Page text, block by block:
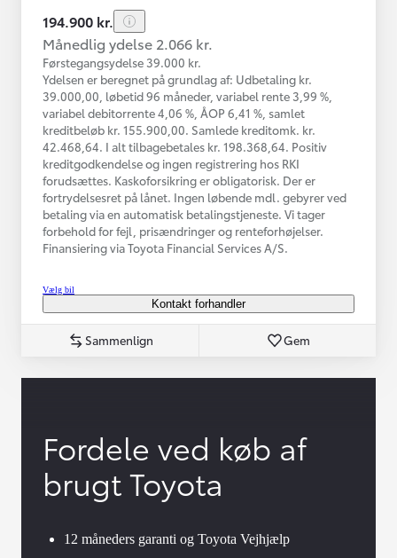
194.900 kr.
Månedlig ydelse 2.066 kr.
Førstegangsydelse 39.000 kr.
Ydelsen er beregnet på grundlag af: Udbetaling kr.
39.000,00, løbetid 96 måneder, variabel rente 3,99 %,
variabel debitorrente 4,06 %, ÅOP 6,41 %, samlet
kreditbeløb kr. 155.900,00. Samlede kreditomk. kr.
42.468,64. I alt tilbagebetales kr. 198.368,64. Positiv
kreditgodkendelse og ingen registrering hos RKI
forudsættes. Kaskoforsikring er obligatorisk. Der er
fortrydelsesret på lånet. Ingen løbende mdl. gebyrer ved
betaling via en automatisk betalingstjeneste. Vi tager
forbehold for fejl, prisændringer og renteforhøjelser.
Finansiering via Toyota Financial Services A/S.
Vælg bil
Kontakt forhandler
Sammenlign Gem
Fordele ved køb af
brugt Toyota
12 måneders garanti og Toyota Vejhjælp